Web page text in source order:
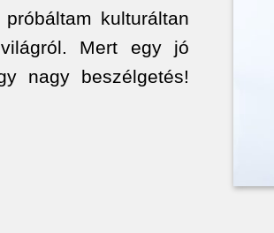
kulturáltan
Mert egy jó
nagy beszélgetés!